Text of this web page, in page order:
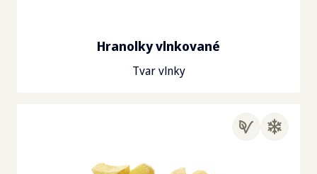
Hranolky vlnkované
Tvar vlnky